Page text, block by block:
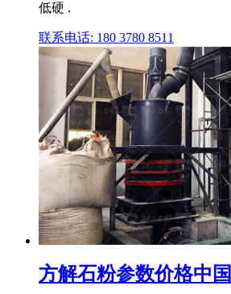
低硬 .
联系电话: 180 3780 8511
方解石粉参数价格中